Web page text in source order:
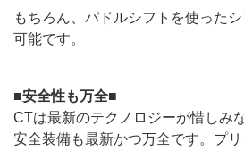
もちろん、パドルシフトを使った
可能です。
■安全性も万全■
CTは最新のテクノロジーが惜しみ
安全装備も最新かつ万全です。プ